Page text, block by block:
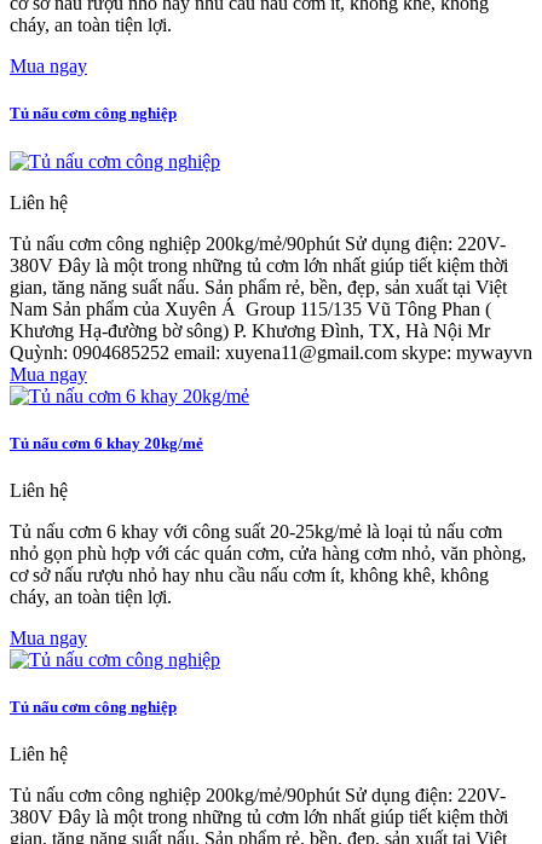
cháy, an toàn tiện lợi.
Mua ngay
Tủ nấu cơm công nghiệp
Liên hệ
Tủ nấu cơm công nghiệp 200kg/mẻ/90phút Sử dụng điện: 220V-
380V Đây là một trong những tủ cơm lớn nhất giúp tiết kiệm thời
gian, tăng năng suất nấu. Sản phẩm rẻ, bền, đẹp, sản xuất tại Việt
Nam Sản phẩm của Xuyên Á Group 115/135 Vũ Tông Phan (
Khương Hạ-đường bờ sông) P. Khương Đình, TX, Hà Nội Mr
Quỳnh: 0904685252 email: xuyena11@gmail.com skype: mywayvn
Mua ngay
Tủ nấu cơm 6 khay 20kg/mẻ
Liên hệ
Tủ nấu cơm 6 khay với công suất 20-25kg/mẻ là loại tủ nấu cơm
nhỏ gọn phù hợp với các quán cơm, cửa hàng cơm nhỏ, văn phòng,
cơ sở nấu rượu nhỏ hay nhu cầu nấu cơm ít, không khê, không
cháy, an toàn tiện lợi.
Mua ngay
Tủ nấu cơm công nghiệp
Liên hệ
Tủ nấu cơm công nghiệp 200kg/mẻ/90phút Sử dụng điện: 220V-
380V Đây là một trong những tủ cơm lớn nhất giúp tiết kiệm thời
gian, tăng năng suất nấu. Sản phẩm rẻ, bền, đẹp, sản xuất tại Việt